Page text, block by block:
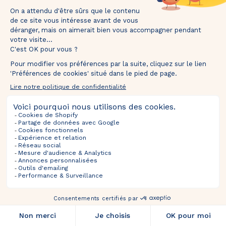
Próximas Ventas
Selecciones
Información
Acerca De
FOLLOW US
mins secs
Tentez votre chance et recevez votre 🎁 dans
votre boîte mail.
TOURNEZ ET GAGNEZ
à vous envoyer des emails concernant nos actualités, offres exclusives, nouveautés,
avant-premières et actualités commerciales. Vous pouvez vous désinscrire à tout
moment.